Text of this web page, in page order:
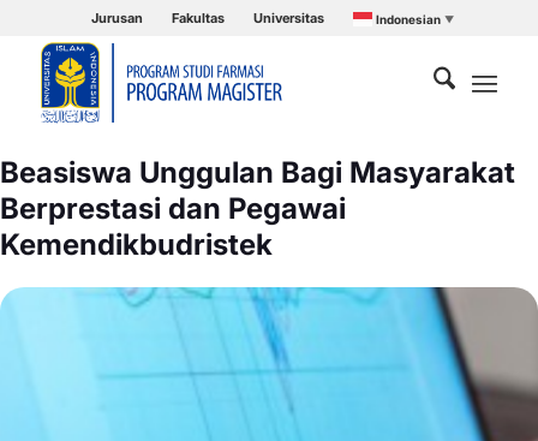
Jurusan Fakultas Universitas Indonesian ▼
Beasiswa Unggulan Bagi Masyarakat
Berprestasi dan Pegawai
Kemendikbudristek